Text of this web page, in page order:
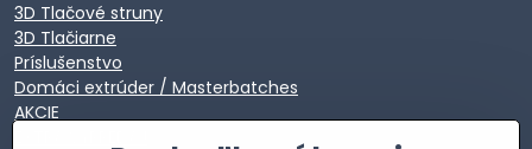
3D Tlačové struny
3D Tlačiarne
Príslušenstvo
Domáci extrúder / Masterbatches
AKCIE